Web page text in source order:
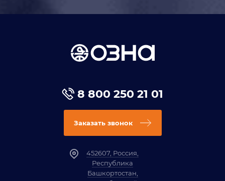
8 800 250 21 01
Заказать звонок
452607, Россия,
Республика
Башкортостан,